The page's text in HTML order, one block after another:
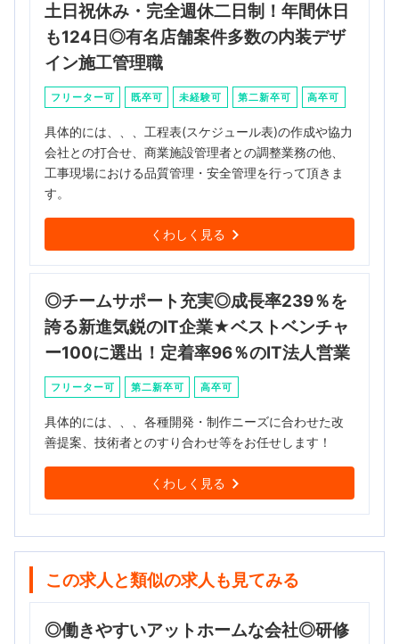
土日祝休み・完全週休二日制！年間休日
も124日◎有名店舗案件多数の内装デザ
イン施工管理職
フリーター可 既卒可 未経験可 第二新卒可 高卒可
具体的には、、、工程表(スケジュール表)の作成や協力
会社との打合せ、商業施設管理者との調整業務の他、
工事現場における品質管理・安全管理を行って頂きま
す。
くわしく見る
◎チームサポート充実◎成長率239％を
誇る新進気鋭のIT企業★ベストベンチャ
ー100に選出！定着率96％のIT法人営業
フリーター可 第二新卒可 高卒可
具体的には、、、各種開発・制作ニーズに合わせた改
善提案、技術者とのすり合わせ等をお任せします！
くわしく見る
この求人と類似の求人も見てみる
◎働きやすいアットホームな会社◎研修